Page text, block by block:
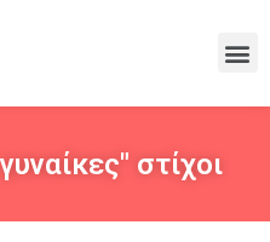
στίχοι